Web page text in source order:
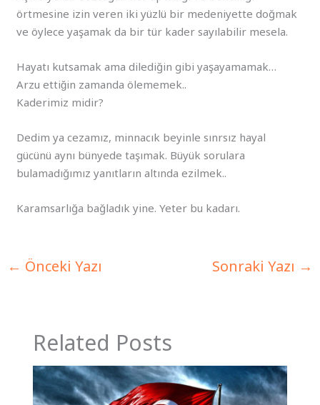
örtmesine izin veren iki yüzlü bir medeniyette doğmak
ve öylece yaşamak da bir tür kader sayılabilir mesela.
Hayatı kutsamak ama dilediğin gibi yaşayamamak…
Arzu ettiğin zamanda ölememek..
Kaderimiz midir?
Dedim ya cezamız, minnacık beyinle sınrsız hayal
gücünü aynı bünyede taşımak. Büyük sorulara
bulamadığımız yanıtların altında ezilmek..
Karamsarlığa bağladık yine. Yeter bu kadarı.
← Önceki Yazı Sonraki Yazı →
Related Posts